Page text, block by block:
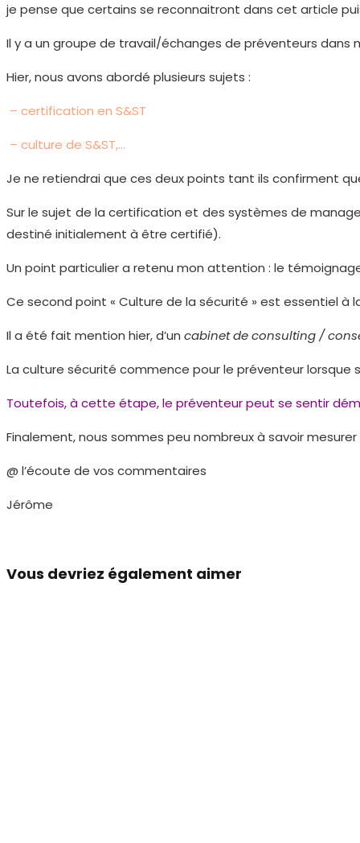
je pense que certains se reconnaitront dans cet article
Il y a un groupe de travail/échanges de préventeurs
Hier, nous avons abordé plusieurs sujets :
– certification en S&ST
– culture de S&ST,…
Je ne retiendrai que ces deux points tant ils confirment
Sur le sujet de la certification et des systèmes de
destiné initialement à être certifié).
Un point particulier a retenu mon attention : le
Ce second point « Culture de la sécurité » est essentiel à
Il a été fait mention hier, d’un cabinet de consulting /
La culture sécurité commence pour le préventeur
Toutefois, à cette étape, le préventeur peut se sentir
Finalement, nous sommes peu nombreux à savoir
@ l’écoute de vos commentaires
Jérôme
Vous devriez également aimer